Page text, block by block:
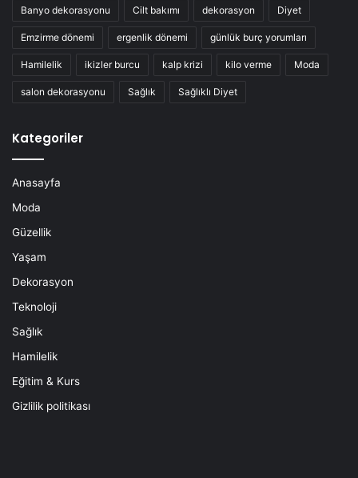
Banyo dekorasyonu Cilt bakımı dekorasyon Diyet
Emzirme dönemi ergenlik dönemi günlük burç yorumları
Hamilelik ikizler burcu kalp krizi kilo verme Moda
salon dekorasyonu Sağlık Sağlıklı Diyet
Kategoriler
Anasayfa
Moda
Güzellik
Yaşam
Dekorasyon
Teknoloji
Sağlık
Hamilelik
Eğitim & Kurs
Gizlilik politikası